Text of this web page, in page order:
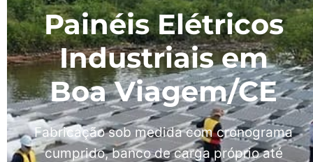
Painéis Elétricos
Industriais em
Boa Viagem/CE
Fabricação sob medida com cronograma
cumprido, banco de carga próprio até